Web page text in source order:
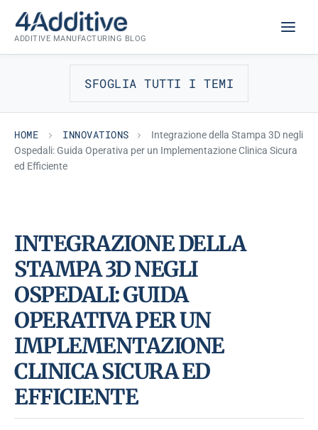
content
ADDITIVE MANUFACTURING BLOG
SFOGLIA TUTTI I TEMI
HOME INNOVATIONS
Integrazione della Stampa 3D negli
Ospedali: Guida Operativa per un Implementazione Clinica Sicura
ed Efficiente
INNOVATIONS
INTEGRAZIONE DELLA
STAMPA 3D NEGLI
OSPEDALI: GUIDA
OPERATIVA PER UN
IMPLEMENTAZIONE
CLINICA SICURA ED
EFFICIENTE